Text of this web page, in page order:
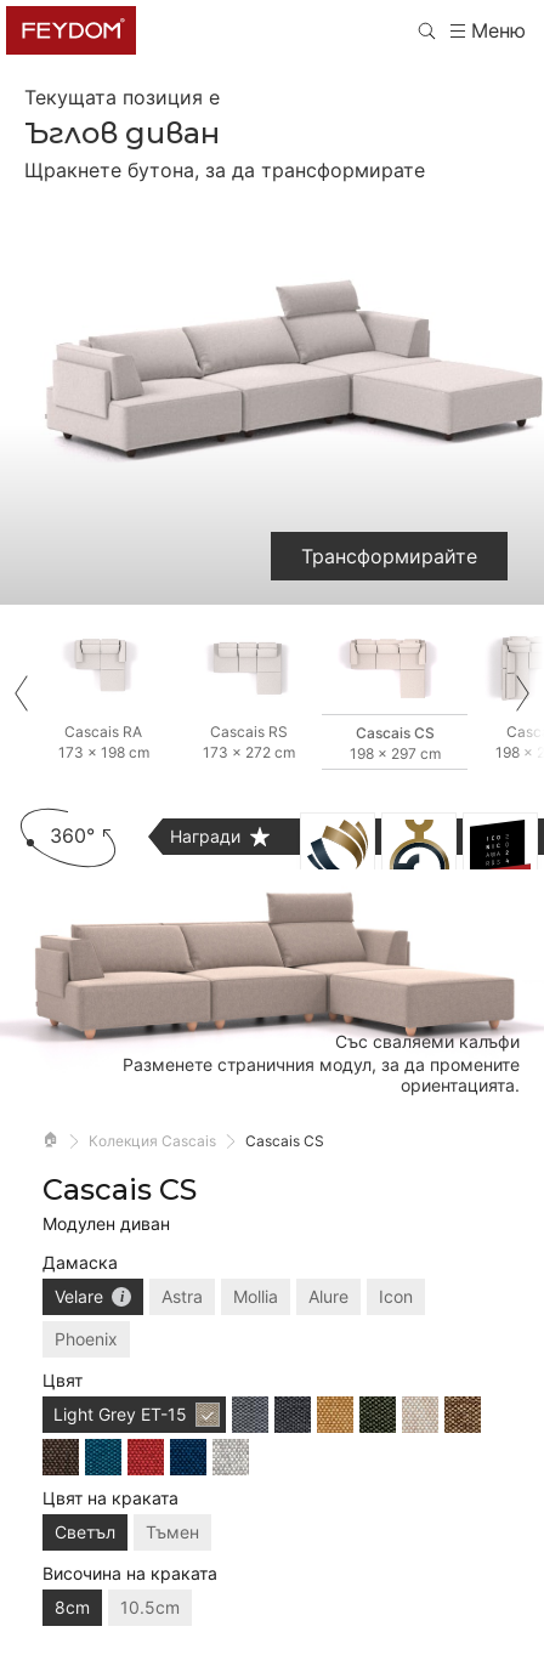
Меню
Текущата позиция е
Ъглов диван
Отделни седалки
Щракнете бутона, за да трансформирате
Трансформирайте
Cascais RA
173 × 198 cm
Cascais RS
173 × 272 cm
Cascais CS
198 × 297 cm
198 ×
Със сваляеми калъфи
Разменете страничния модул, за да промените
ориентацията.
360° Награди
🏠 Колекция Cascais Cascais CS
Cascais CS
Модулен диван
Дамаска
Velare
Astra Mollia Alure Icon
Phoenix
Цвят
Light Grey ET-15
Цвят на краката
Светъл
Тъмен
Височина на краката
8cm
10.5cm